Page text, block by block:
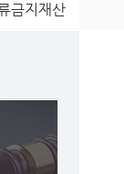
금지재산